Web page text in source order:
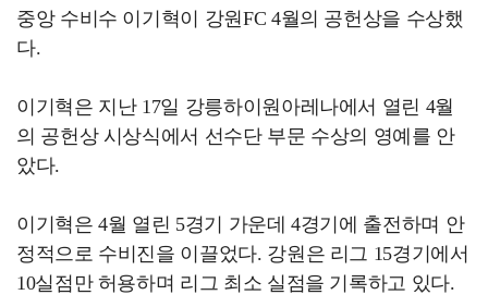
중앙 수비수 이기혁이 강원FC 4월의 공헌상을 수상했
다.
이기혁은 지난 17일 강릉하이원아레나에서 열린 4월
의 공헌상 시상식에서 선수단 부문 수상의 영예를 안
았다.
이기혁은 4월 열린 5경기 가운데 4경기에 출전하며 안
정적으로 수비진을 이끌었다. 강원은 리그 15경기에서
10실점만 허용하며 리그 최소 실점을 기록하고 있다.